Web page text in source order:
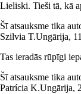
Lieliski. Tieši tā, kā
Šī atsauksme tika
Szilvia T.Ungārija,
Tas ieradās rūpīgi
Šī atsauksme tika
Patrícia K.Ungārija,